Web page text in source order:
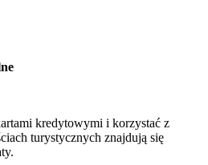
kredytowymi i korzystać z
turystycznych znajdują się